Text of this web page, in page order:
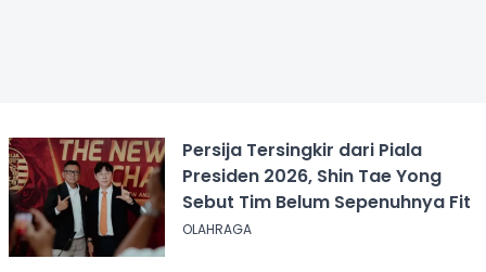
Persija Tersingkir dari Piala
Presiden 2026, Shin Tae Yong
Sebut Tim Belum Sepenuhnya Fit
OLAHRAGA